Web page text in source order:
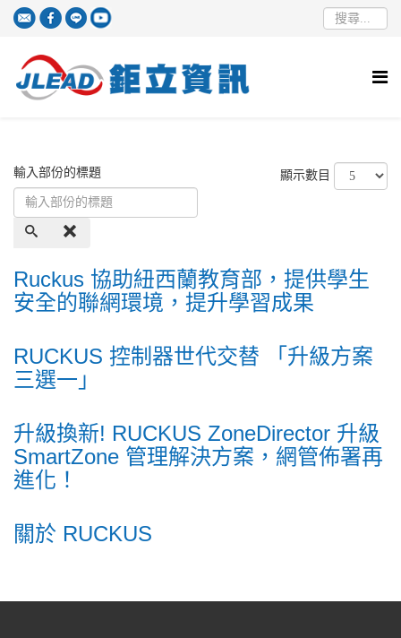
輸入部份的標題 顯示數目
Ruckus 協助紐西蘭教育部，提供學生
安全的聯網環境，提升學習成果
RUCKUS 控制器世代交替 「升級方案
三選一」
升級換新! RUCKUS ZoneDirector 升級
SmartZone 管理解決方案，網管佈署再
進化！
關於 RUCKUS